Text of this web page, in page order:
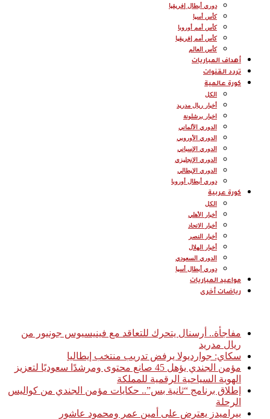
دوري أبطال إفريقيا
كأس أسيا
كأس أمم أوروبا
كأس أمم إفريقيا
كأس العالم
أهداف المباريات
تردد القنوات
كورة عالمية
الكل
أخبار ريال مدريد
اخبار برشلونة
الدوري الألماني
الدوري الأوروبي
الدوري الإسباني
الدوري الإنجليزي
الدوري الإيطالي
دوري أبطال أوروبا
كورة عربية
الكل
أخبار الأهلي
أخبار الاتحاد
أخبار النصر
أخبار الهلال
الدوري السعودي
دوري أبطال أسيا
مواعيد المباريات
رياضات أخرى
مفاجأة.. أرسنال يتحرك للتعاقد مع فينيسيوس جونيور من
ريال مدريد
سكاي: جوارديولا يرفض تدريب منتخب إيطاليا
مؤمن الجندي يؤهل 45 صانع محتوى ومرشدًا سعوديًا لتعزيز
الهوية السياحية الرقمية للمملكة
إطلاق برنامج “ثانية بس”.. حكايات مؤمن الجندي من كواليس
الرحلة
بيراميدز يعترض على أمين عمر ومحمود عاشور